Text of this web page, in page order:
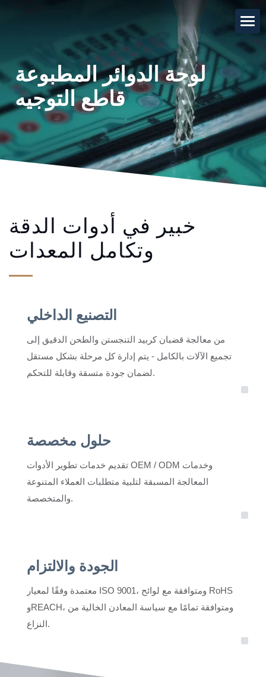
لوحة الدوائر المطبوعة
قاطع التوجيه
خبير في أدوات الدقة
وتكامل المعدات
التصنيع الداخلي
من معالجة قضبان كربيد التنجستن والطحن الدقيق إلى
تجميع الآلات بالكامل - يتم إدارة كل مرحلة بشكل مستقل
لضمان جودة متسقة وقابلة للتحكم.
حلول مخصصة
تقديم خدمات تطوير الأدوات OEM / ODM وخدمات
المعالجة المسبقة لتلبية متطلبات العملاء المتنوعة
والمتخصصة.
الجودة والالتزام
معتمدة وفقًا لمعيار ISO 9001، ومتوافقة مع لوائح RoHS
وREACH، ومتوافقة تمامًا مع سياسة المعادن الخالية من
النزاع.